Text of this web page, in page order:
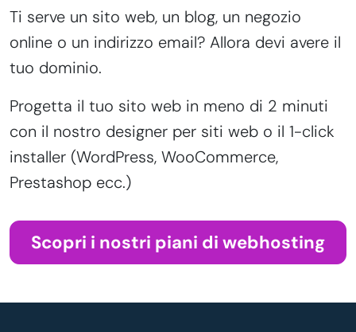
Ti serve un sito web, un blog, un negozio
online o un indirizzo email? Allora devi avere il
tuo dominio.
Progetta il tuo sito web in meno di 2 minuti
con il nostro designer per siti web o il 1-click
installer (WordPress, WooCommerce,
Prestashop ecc.)
Scopri i nostri piani di webhosting